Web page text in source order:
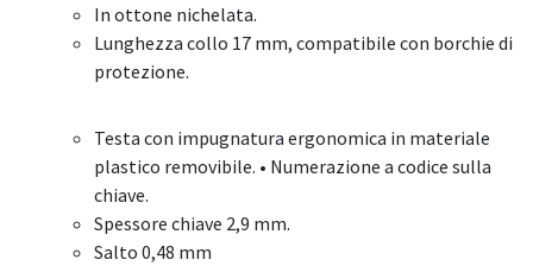
In ottone nichelata.
Lunghezza collo 17 mm, compatibile con borchie di
protezione.
Testa con impugnatura ergonomica in materiale
plastico removibile. • Numerazione a codice sulla
chiave.
Spessore chiave 2,9 mm.
Salto 0,48 mm